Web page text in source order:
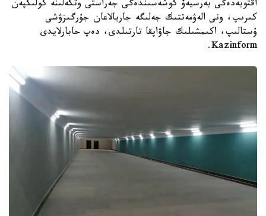
اقتوبەدەگى بەرسيەۆ كوشەسىندەگى جەراستى وتكەلىنە كولىكپەن
كىرىپ، ونى الەۋمەتتىك جەلىگە جاريالاعان جۇرگىزۋشى
ۇستالىپ، اكىمشىلىك جاۋاپقا تارتىلدى، دەپ حابارلايدى
Kazinform.